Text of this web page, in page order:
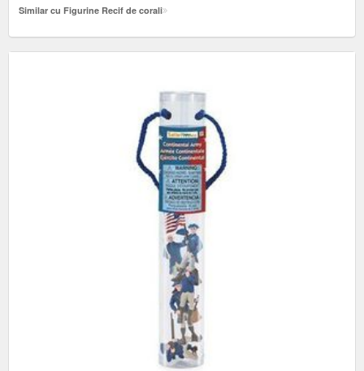
Similar cu Figurine Recif de corali